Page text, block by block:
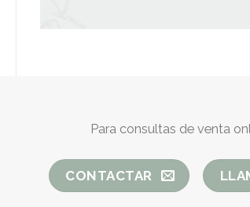
Para consultas de venta
CONTACTAR